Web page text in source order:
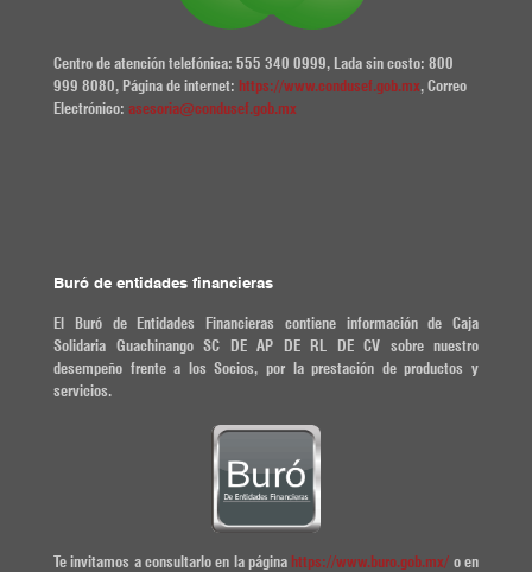
Centro de atención telefónica: 555 340 0999, Lada sin costo: 800
999 8080, Página de internet: https://www.condusef.gob.mx, Correo
Electrónico: asesoria@condusef.gob.mx
Buró de entidades financieras
El Buró de Entidades Financieras contiene información de Caja
Solidaria Guachinango SC DE AP DE RL DE CV sobre nuestro
desempeño frente a los Socios, por la prestación de productos y
servicios.
Te invitamos a consultarlo en la página https://www.buro.gob.mx/ o en